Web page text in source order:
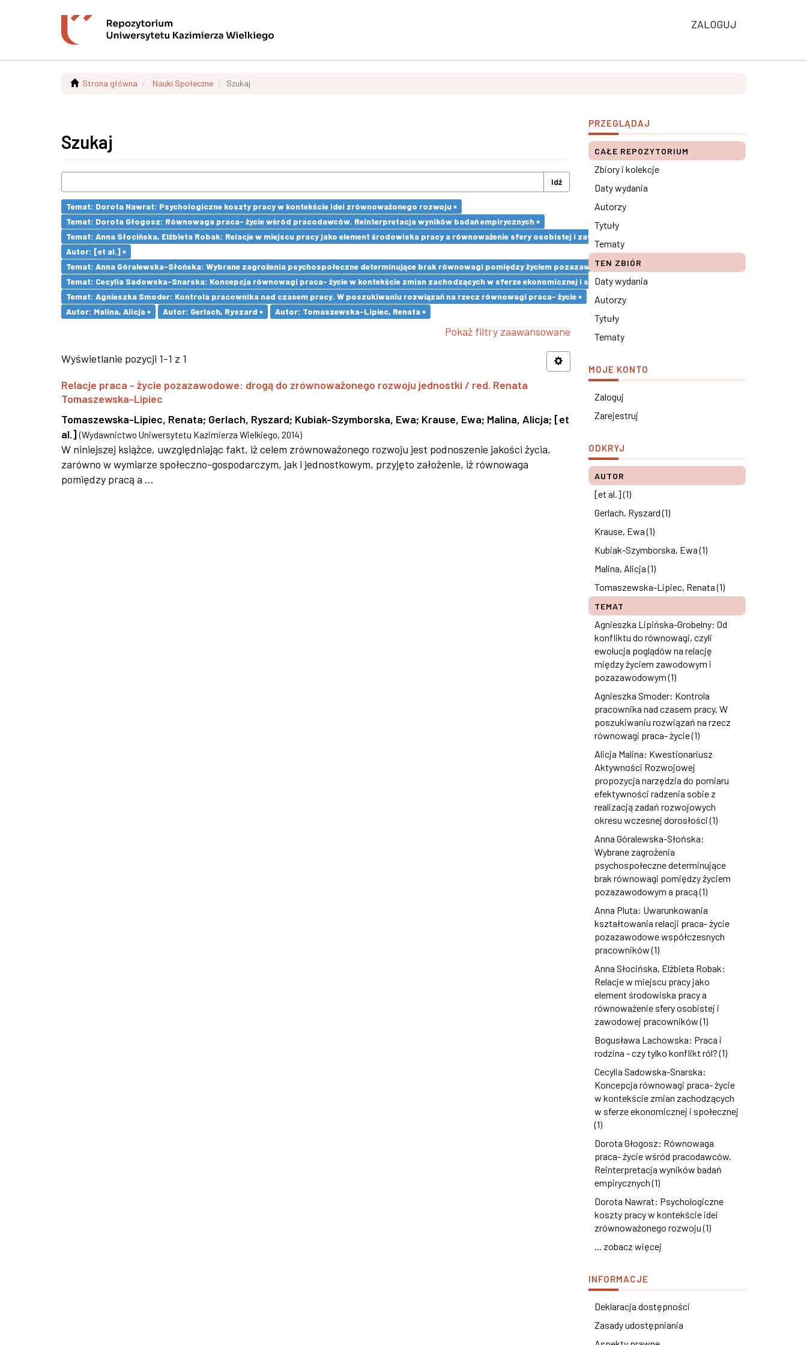
ZALOGUJ
Strona główna Nauki Społeczne Szukaj
Szukaj
Idź
Temat: Dorota Nawrat: Psychologiczne koszty pracy w kontekście idei zrównoważonego rozwoju ×
Temat: Dorota Głogosz: Równowaga praca- życie wśród pracodawców. Reinterpretacja wyników badań empirycznych ×
Temat: Anna Słocińska, Elżbieta Robak: Relacje w miejscu pracy jako element środowiska pracy a równoważenie sfery osobistej i zawodowej pracowników ×
Autor: [et al.] ×
Temat: Anna Góralewska-Słońska: Wybrane zagrożenia psychospołeczne determinujące brak równowagi pomiędzy życiem pozazawodowym a pracą ×
Temat: Cecylia Sadowska-Snarska: Koncepcja równowagi praca- życie w kontekście zmian zachodzących w sferze ekonomicznej i społecznej ×
Temat: Agnieszka Smoder: Kontrola pracownika nad czasem pracy. W poszukiwaniu rozwiązań na rzecz równowagi praca- życie ×
Autor: Malina, Alicja ×
Autor: Gerlach, Ryszard × Autor: Tomaszewska-Lipiec, Renata ×
Pokaż filtry zaawansowane
Wyświetlanie pozycji 1-1 z 1
Relacje praca - życie pozazawodowe: drogą do zrównoważonego rozwoju jednostki / red. Renata
Tomaszewska-Lipiec
Tomaszewska-Lipiec, Renata; Gerlach, Ryszard; Kubiak-Szymborska, Ewa; Krause, Ewa; Malina, Alicja; [et
al.] (Wydawnictwo Uniwersytetu Kazimierza Wielkiego, 2014)
W niniejszej książce, uwzględniając fakt, iż celem zrównoważonego rozwoju jest podnoszenie jakości życia,
zarówno w wymiarze społeczno-gospodarczym, jak i jednostkowym, przyjęto założenie, iż równowaga
pomiędzy pracą a ...
PRZEGLĄDAJ
CAŁE REPOZYTORIUM
Zbiory i kolekcje
Daty wydania
Autorzy
Tytuły
Tematy
TEN ZBIÓR
Daty wydania
Autorzy
Tytuły
Tematy
MOJE KONTO
Zaloguj
Zarejestruj
ODKRYJ
AUTOR
[et al.] (1)
Gerlach, Ryszard (1)
Krause, Ewa (1)
Kubiak-Szymborska, Ewa (1)
Malina, Alicja (1)
Tomaszewska-Lipiec, Renata (1)
TEMAT
Agnieszka Lipińska-Grobelny: Od
konfliktu do równowagi, czyli
ewolucja poglądów na relację
między życiem zawodowym i
pozazawodowym (1)
Agnieszka Smoder: Kontrola
pracownika nad czasem pracy. W
poszukiwaniu rozwiązań na rzecz
równowagi praca- życie (1)
Alicja Malina: Kwestionariusz
Aktywności Rozwojowej
propozycja narzędzia do pomiaru
efektywności radzenia sobie z
realizacją zadań rozwojowych
okresu wczesnej dorosłości (1)
Anna Góralewska-Słońska:
Wybrane zagrożenia
psychospołeczne determinujące
brak równowagi pomiędzy życiem
pozazawodowym a pracą (1)
Anna Pluta: Uwarunkowania
kształtowania relacji praca- życie
pozazawodowe współczesnych
pracowników (1)
Anna Słocińska, Elżbieta Robak:
Relacje w miejscu pracy jako
element środowiska pracy a
równoważenie sfery osobistej i
zawodowej pracowników (1)
Bogusława Lachowska: Praca i
rodzina - czy tylko konflikt ról? (1)
Cecylia Sadowska-Snarska:
Koncepcja równowagi praca- życie
w kontekście zmian zachodzących
w sferze ekonomicznej i społecznej
(1)
Dorota Głogosz: Równowaga
praca- życie wśród pracodawców.
Reinterpretacja wyników badań
empirycznych (1)
Dorota Nawrat: Psychologiczne
koszty pracy w kontekście idei
zrównoważonego rozwoju (1)
... zobacz więcej
INFORMACJE
Deklaracja dostępności
Zasady udostępniania